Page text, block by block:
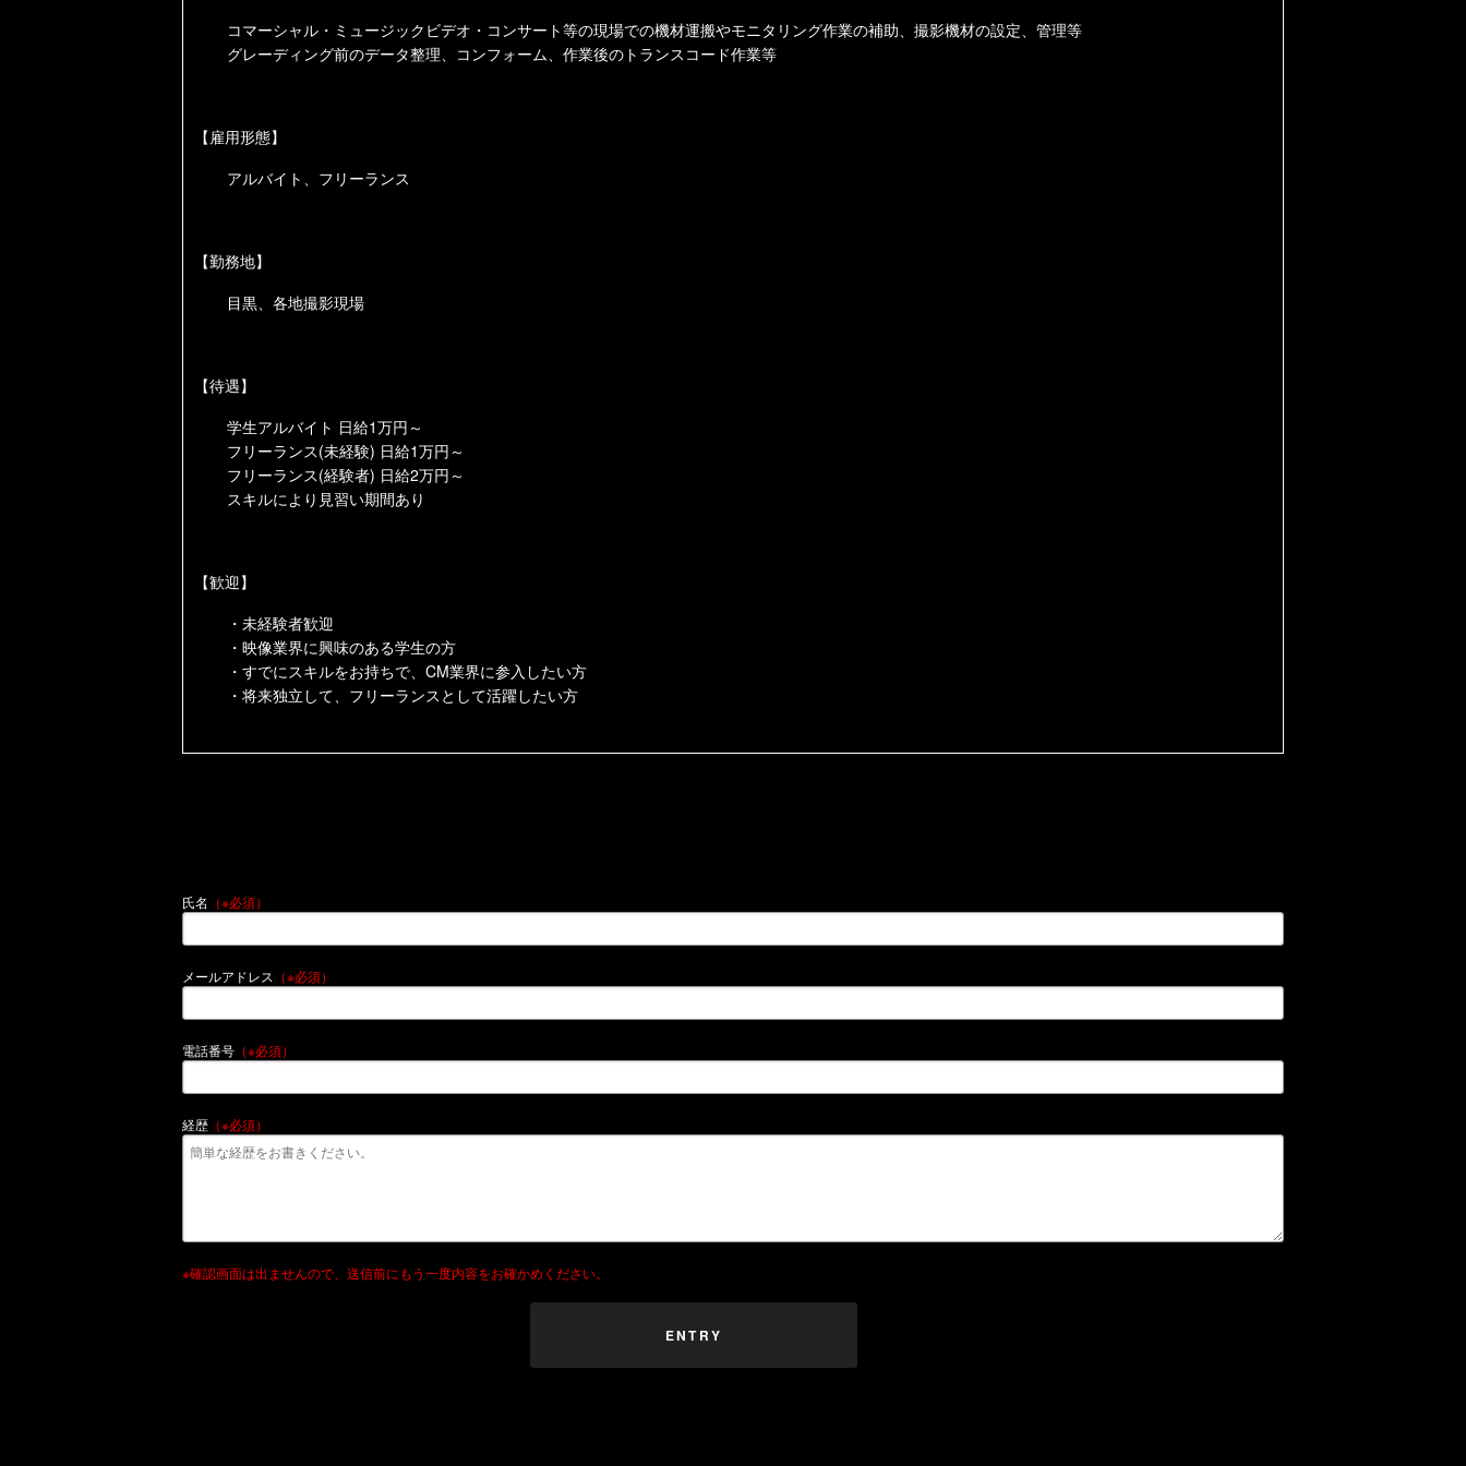
コマーシャル・ミュージックビデオ・コンサート等の現場での機材運搬やモニタリング作業の補助、撮影機材の設定、管理等
グレーディング前のデータ整理、コンフォーム、作業後のトランスコード作業等
【雇用形態】
アルバイト、フリーランス
【勤務地】
目黒、各地撮影現場
【待遇】
学生アルバイト 日給1万円～
フリーランス(未経験) 日給1万円～
フリーランス(経験者) 日給2万円～
スキルにより見習い期間あり
【歓迎】
・未経験者歓迎
・映像業界に興味のある学生の方
・すでにスキルをお持ちで、 CM業界に参入したい方
・将来独立して、フリーランスとして活躍したい方
氏名 （※必須）
メールアドレス （※必須）
電話番号 （※必須）
経歴 （※必須）
※確認画面は出ませんので、送信前にもう一度内容をお確かめください。